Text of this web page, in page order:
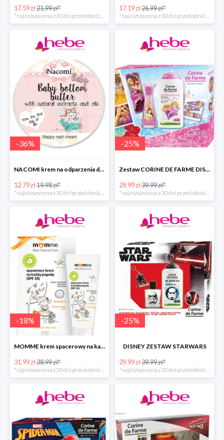
17.59 zł21.99 zł* 17.19 zł26.99 zł*
-36%
NACOMI krem na odparzenia dla dzieci
12.79 zł19.98 zł*
-25%
Zestaw CORINE DE FARME DISNEY PRINCESS
29.99 zł39.99 zł*
-18%
MOMME krem spacerowy na każdą pogodę do ciała
31.99 zł38.99 zł*
*najniższa cena z 30 dni przed obniżką
-25%
DISNEY ZESTAW STARWARS
29.99 zł39.99 zł*
*najniższa cena z 30 dni przed obniżką